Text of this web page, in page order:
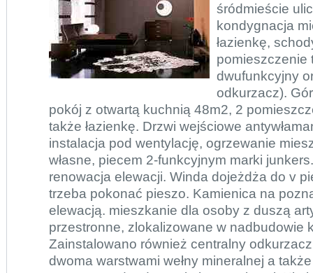
śródmieście
kondygnacja
łazienkę,
pomieszczenie
dwufunkcyjny
odkurzacz).
pokój z otwartą kuchnią 48m2, 2
także łazienkę. Drzwi wejściowe
instalacja pod wentylację, ogrzewanie
własne, piecem 2-funkcyjnym marki
renowacja elewacji. Winda dojeżdża do v
trzeba pokonać pieszo. Kamienica na
elewacją. mieszkanie dla osoby z duszą
przestronne, zlokalizowane w nadbudowie
Zainstalowano również centralny
dwoma warstwami wełny mineralnej a